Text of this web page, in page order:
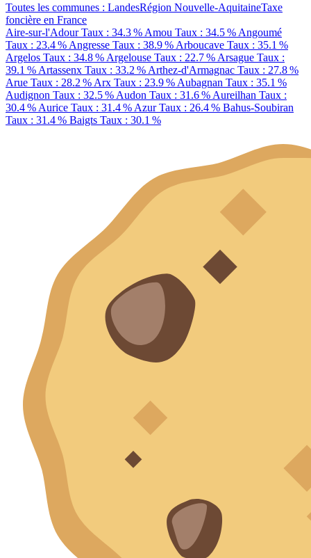
Toutes les communes : LandesRégion Nouvelle-AquitaineTaxe
foncière en France
Aire-sur-l'AdourTaux : 34.3 % Amou Taux : 34.5 % Angoumé
Taux : 23.4 % Angresse Taux : 38.9 % Arboucave Taux : 35.1 %
Argelos Taux : 34.8 % Argelouse Taux : 22.7 % Arsague Taux :
39.1 % Artassenx Taux : 33.2 % Arthez-d'Armagnac Taux : 27.8 %
Arue Taux : 28.2 % Arx Taux : 23.9 % Aubagnan Taux : 35.1 %
Audignon Taux : 32.5 % Audon Taux : 31.6 % Aureilhan Taux :
30.4 % Aurice Taux : 31.4 % AzurTaux : 26.4 % Bahus-Soubiran
Taux : 31.4 % Baigts Taux : 30.1 %